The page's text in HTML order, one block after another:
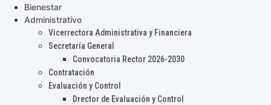
Bienestar
Administrativo
Vicerrectora Administrativa y Financiera
Secretaría General
Convocatoria Rector 2026-2030
Contratación
Evaluación y Control
Drector de Evaluación y Control